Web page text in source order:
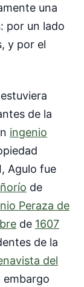
una
por un lado
y por el
de la
ingenio
Agulo fue
de
Peraza de
de 1607
de la
del
embargo